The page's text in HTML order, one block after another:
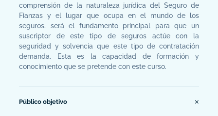
comprensión de la naturaleza jurídica del Seguro de
Fianzas y el lugar que ocupa en el mundo de los
seguros, será el fundamento principal para que un
suscriptor de este tipo de seguros actúe con la
seguridad y solvencia que este tipo de contratación
demanda. Esta es la capacidad de formación y
conocimiento que se pretende con este curso.
Público objetivo